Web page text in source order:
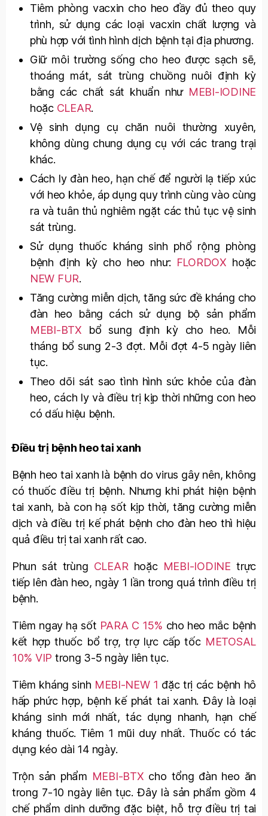
Tiêm phòng vacxin cho heo đầy đủ theo quy
trình, sử dụng các loại vacxin chất lượng và
phù hợp với tình hình dịch bệnh tại địa phương.
Giữ môi trường sống cho heo được sạch sẽ,
thoáng mát, sát trùng chuồng nuôi định kỳ
bằng các chất sát khuẩn như MEBI-IODINE
hoặc CLEAR.
Vệ sinh dụng cụ chăn nuôi thường xuyên,
không dùng chung dụng cụ với các trang trại
khác.
Cách ly đàn heo, hạn chế để người lạ tiếp xúc
với heo khỏe, áp dụng quy trình cùng vào cùng
ra và tuân thủ nghiêm ngặt các thủ tục vệ sinh
sát trùng.
Sử dụng thuốc kháng sinh phổ rộng phòng
bệnh định kỳ cho heo như: FLORDOX hoặc
NEW FUR.
Tăng cường miễn dịch, tăng sức đề kháng cho
đàn heo bằng cách sử dụng bộ sản phẩm
MEBI-BTX bổ sung định kỳ cho heo. Mỗi
tháng bổ sung 2-3 đợt. Mỗi đợt 4-5 ngày liên
tục.
Theo dõi sát sao tình hình sức khỏe của đàn
heo, cách ly và điều trị kịp thời những con heo
có dấu hiệu bệnh.
Điều trị bệnh heo tai xanh
Bệnh heo tai xanh là bệnh do virus gây nên, không
có thuốc điều trị bệnh. Nhưng khi phát hiện bệnh
tai xanh, bà con hạ sốt kịp thời, tăng cường miễn
dịch và điều trị kế phát bệnh cho đàn heo thì hiệu
quả điều trị tai xanh rất cao.
Phun sát trùng CLEARhoặc MEBI-IODINE trực
tiếp lên đàn heo, ngày 1 lần trong quá trình điều trị
bệnh.
Tiêm ngay hạ sốt PARA C 15% cho heo mắc bệnh
kết hợp thuốc bổ trợ, trợ lực cấp tốc METOSAL
10% VIP trong 3-5 ngày liên tục.
Tiêm kháng sinh MEBI-NEW 1 đặc trị các bệnh hô
hấp phức hợp, bệnh kế phát tai xanh. Đây là loại
kháng sinh mới nhất, tác dụng nhanh, hạn chế
kháng thuốc. Tiêm 1 mũi duy nhất. Thuốc có tác
dụng kéo dài 14 ngày.
Trộn sản phẩm MEBI-BTX cho tổng đàn heo ăn
trong 7-10 ngày liên tục. Đây là sản phẩm gồm 4
chế phẩm dinh dưỡng đặc biệt, hỗ trợ điều trị tai